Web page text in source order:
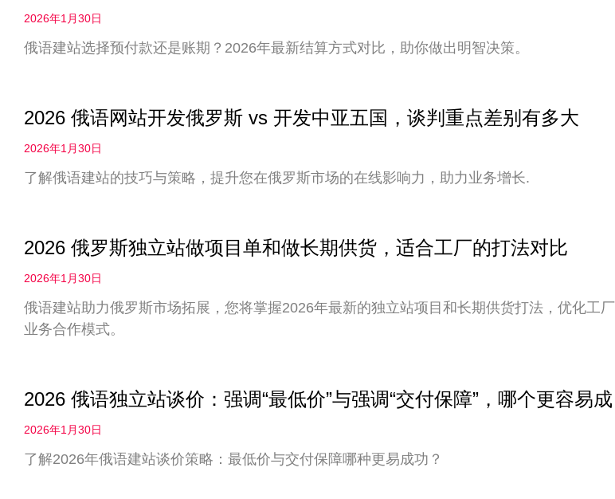
2026年1月30日
俄语建站选择预付款还是账期？2026年最新结算方式对比，助你做出明智决策。
2026 俄语网站开发俄罗斯 vs 开发中亚五国，谈判重点差别有多大
2026年1月30日
了解俄语建站的技巧与策略，提升您在俄罗斯市场的在线影响力，助力业务增长.
2026 俄罗斯独立站做项目单和做长期供货，适合工厂的打法对比
2026年1月30日
俄语建站助力俄罗斯市场拓展，您将掌握2026年最新的独立站项目和长期供货打法，优化工厂
业务合作模式。
2026 俄语独立站谈价：强调“最低价”与强调“交付保障”，哪个更容易成
2026年1月30日
了解2026年俄语建站谈价策略：最低价与交付保障哪种更易成功？